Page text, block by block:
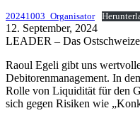
20241003_Organisator
12. September, 2024
LEADER – Das
Raoul Egeli gibt uns
Debitorenmanagement. In
Rolle von Liquidität für den
sich gegen Risiken wie